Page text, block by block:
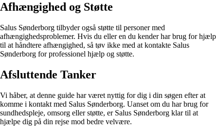
Afhængighed og Støtte
Salus Sønderborg tilbyder også støtte til personer med
afhængighedsproblemer. Hvis du eller en du kender har brug for hjælp
til at håndtere afhængighed, så tøv ikke med at kontakte Salus
Sønderborg for professionel hjælp og støtte.
Afsluttende Tanker
Vi håber, at denne guide har været nyttig for dig i din søgen efter at
komme i kontakt med Salus Sønderborg. Uanset om du har brug for
sundhedspleje, omsorg eller støtte, er Salus Sønderborg klar til at
hjælpe dig på din rejse mod bedre velvære.